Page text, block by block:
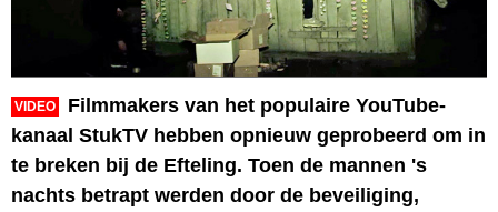
VIDEO
Filmmakers van het populaire YouTube-
kanaal StukTV hebben opnieuw geprobeerd om in
te breken bij de Efteling. Toen de mannen 's
nachts betrapt werden door de beveiliging,